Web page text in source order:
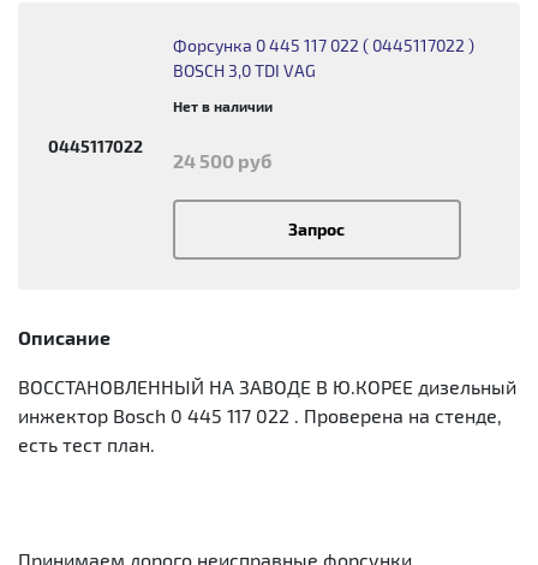
0445117022
Форсунка 0 445 117 022 ( 0445117022 )
BOSCH 3,0 TDI VAG
Нет в наличии
24 500 руб
Запрос
Описание
ВОССТАНОВЛЕННЫЙ НА ЗАВОДЕ В Ю.КОРЕЕ дизельный
инжектор Bosch 0 445 117 022 . Проверена на стенде,
есть тест план.
Принимаем дорого неисправные форсунки.